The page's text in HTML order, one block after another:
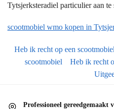
Tytsjerksteradiel particulier aan te
scootmobiel wmo kopen in
Heb ik recht op een
scootmobiel
Heb ik recht
Professioneel gereedgemaakt